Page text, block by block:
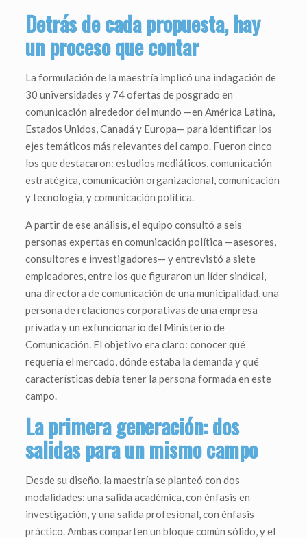
Detrás de cada propuesta, hay
un proceso que contar
La formulación de la maestría implicó una indagación de
30 universidades y 74 ofertas de posgrado en
comunicación alrededor del mundo —en América Latina,
Estados Unidos, Canadá y Europa— para identificar los
ejes temáticos más relevantes del campo. Fueron cinco
los que destacaron: estudios mediáticos, comunicación
estratégica, comunicación organizacional, comunicación
y tecnología, y comunicación política.
A partir de ese análisis, el equipo consultó a seis
personas expertas en comunicación política —asesores,
consultores e investigadores— y entrevistó a siete
empleadores, entre los que figuraron un líder sindical,
una directora de comunicación de una municipalidad, una
persona de relaciones corporativas de una empresa
privada y un exfuncionario del Ministerio de
Comunicación. El objetivo era claro: conocer qué
requería el mercado, dónde estaba la demanda y qué
características debía tener la persona formada en este
campo.
La primera generación: dos
salidas para un mismo campo
Desde su diseño, la maestría se planteó con dos
modalidades: una salida académica, con énfasis en
investigación, y una salida profesional, con énfasis
práctico. Ambas comparten un bloque común sólido, y el